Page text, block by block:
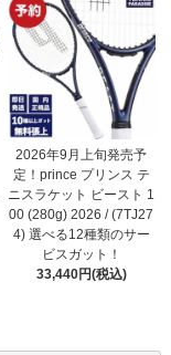
2026年9月上旬発売予
定！prince プリンス テ
ニスラケット ビースト 1
00 (280g) 2026 / (7TJ27
4) 選べる12種類のサー
ビスガット！
33,440円(税込)